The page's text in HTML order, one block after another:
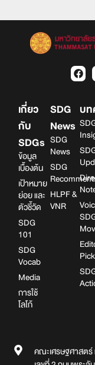
เกี่ยว
กับ
SDGs
ข้อมูล
เบื้องต้น
เป้าหมาย
ย่อย และ
ตัวชี้วัด
SDG
101
SDG
Vocab
Media
การใช้
โลโก้
SDG
News
SDG
News
SDG
HLPF &
VNR
บ
Pick
คณะเศรษฐศาสต